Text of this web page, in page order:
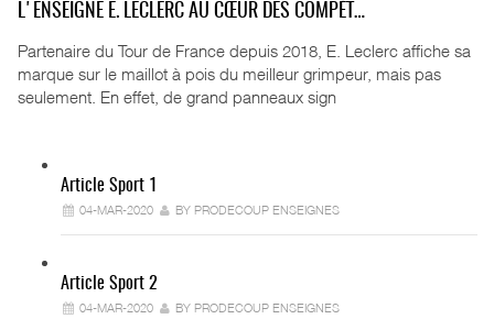
L'ENSEIGNE E. LECLERC AU CŒUR DES COMPÉT…
Partenaire du Tour de France depuis 2018, E. Leclerc affiche sa
marque sur le maillot à pois du meilleur grimpeur, mais pas
seulement. En effet, de grand panneaux sign
Article Sport 1
04-MAR-2020 BY PRODECOUP ENSEIGNES
Article Sport 2
04-MAR-2020 BY PRODECOUP ENSEIGNES